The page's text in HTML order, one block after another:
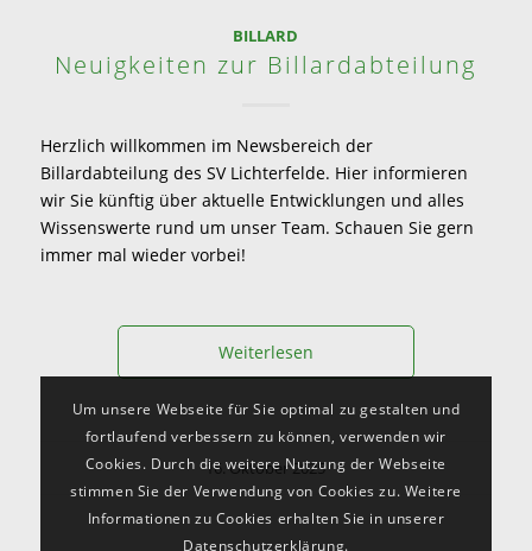
BILLARD
Neuigkeiten zur Billardabteilung
Herzlich willkommen im Newsbereich der
Billardabteilung des SV Lichterfelde. Hier informieren
wir Sie künftig über aktuelle Entwicklungen und alles
Wissenswerte rund um unser Team. Schauen Sie gern
immer mal wieder vorbei!
Weiterlesen
16. Oktober 2025
Um unsere Webseite für Sie optimal zu gestalten und
fortlaufend verbessern zu können, verwenden wir
Cookies. Durch die weitere Nutzung der Webseite
stimmen Sie der Verwendung von Cookies zu. Weitere
Informationen zu Cookies erhalten Sie in unserer
Datenschutzerklärung.